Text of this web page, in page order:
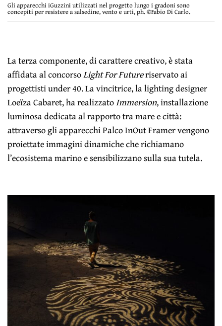
Gli apparecchi iGuzzini utilizzati nel progetto lungo i gradoni sono
concepiti per resistere a salsedine, vento e urti, ph. ©Fabio Di Carlo.
La terza componente, di carattere creativo, è stata
affidata al concorsoLight For Futureriservato ai
progettisti under 40. La vincitrice, la lighting designer
Loeïza Cabaret, ha realizzatoImmersion, installazione
luminosa dedicata al rapporto tra mare e città:
attraverso gli apparecchi Palco InOut Framer vengono
proiettate immagini dinamiche che richiamano
l’ecosistema marino e sensibilizzano sulla sua tutela.